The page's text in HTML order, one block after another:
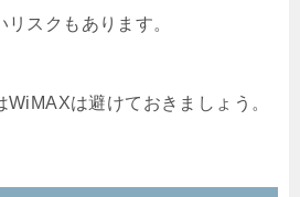
スクもあります。
は避けておきましょう。